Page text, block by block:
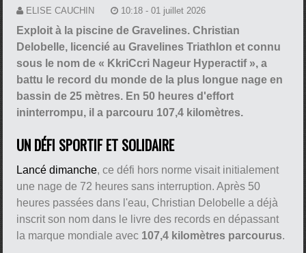
ELISE CAUCHIN 10:18 - 01 juillet 2026
Exploit à la piscine de Gravelines. Christian
Delobelle, licencié au Gravelines Triathlon et connu
sous le nom de « KkriCcri Nageur Hyperactif », a
battu le record du monde de la plus longue nage en
bassin de 25 mètres. En 50 heures d'effort
ininterrompu, il a parcouru 107,4 kilomètres.
UN DÉFI SPORTIF ET SOLIDAIRE
Lancé dimanche, ce défi hors norme visait initialement
une nage de 72 heures sans interruption. Après 50
heures passées dans l'eau, Christian Delobelle a déjà
inscrit son nom dans le livre des records en dépassant
la marque mondiale avec 107,4 kilomètres parcourus.